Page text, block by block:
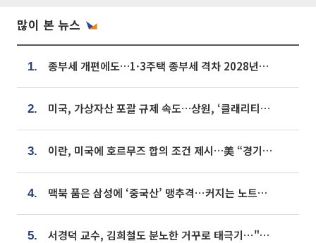
많이 본 뉴스
1. 종부세 개편에도…1·3주택 종부세 격차 2028년부터 확대
2. 미국, 가상자산 포괄 규제 속도…상원, ‘클래리티법’ 9월 절차투표 추진
3. 이란, 미국에 호르무즈 합의 조건 제시…美 “경기 아직 안 끝나” [종합]
4. 맥북 품은 삼성에 ‘중국산’ 맹추격⋯커지는 노트북 OLED 시장
5. 서경덕 교수, 김희철도 분노한 거꾸로 태극기⋯"엉터리는 아냐, 아쉬울 뿐"